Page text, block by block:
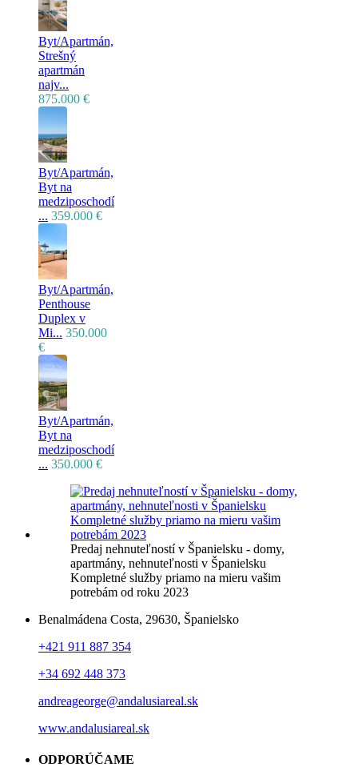
Byt/Apartmán,
Strešný
apartmán
najv...
875.000 €
Byt/Apartmán,
Byt na
medziposchodí
... 359.000 €
Byt/Apartmán,
Penthouse
Duplex v
Mi... 350.000
€
Byt/Apartmán,
Byt na
medziposchodí
... 350.000 €
Predaj nehnuteľností v Španielsku - domy,
apartmány, nehnuteľnosti v Španielsku
Kompletné služby priamo na mieru vašim
potrebám od roku 2023
Benalmádena Costa, 29630, Španielsko
+421 911 887 354
+34 692 448 373
andreageorge@andalusiareal.sk
www.andalusiareal.sk
ODPORÚČAME